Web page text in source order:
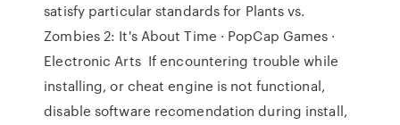
satisfy particular standards for Plants vs.
Zombies 2: It's About Time · PopCap Games ·
Electronic Arts If encountering trouble while
installing, or cheat engine is not functional,
disable software recomendation during install,